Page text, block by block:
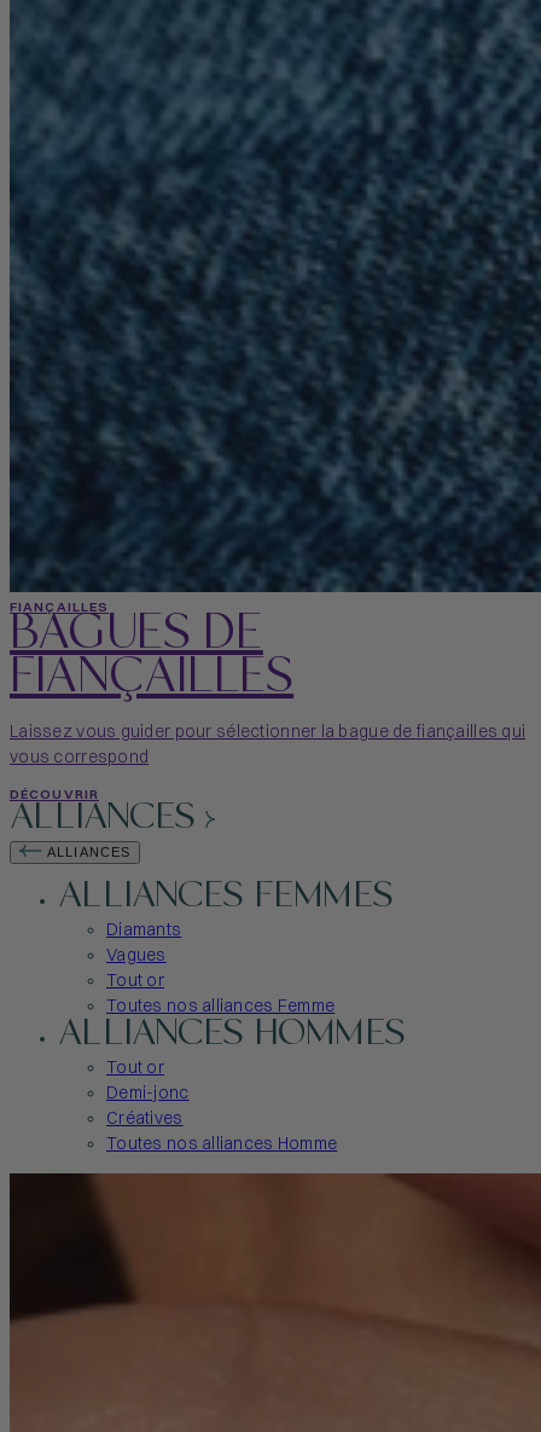
FIANÇAILLES
BAGUES DE
FIANÇAILLES
Laissez vous guider pour sélectionner la bague de fiançailles qui
vous correspond
DÉCOUVRIR
ALLIANCES
ALLIANCES
ALLIANCES FEMMES
Diamants
Vagues
Tout or
Toutes nos alliances Femme
ALLIANCES HOMMES
Tout or
Demi-jonc
Créatives
Toutes nos alliances Homme